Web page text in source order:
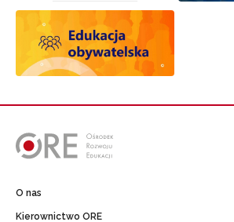
O nas
Kierownictwo ORE